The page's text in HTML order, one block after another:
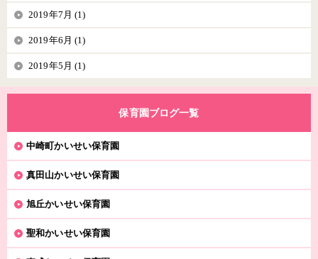
2019年7月 (1)
2019年6月 (1)
2019年5月 (1)
保育園ブログ一覧
中崎町かいせい保育園
真田山かいせい保育園
旭丘かいせい保育園
聖和かいせい保育園